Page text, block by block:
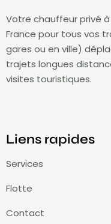
Votre chauffeur privé
France pour tous vos
gares ou en ville)
trajets longues
visites touristiques.
Liens rapides
Services
Flotte
Contact